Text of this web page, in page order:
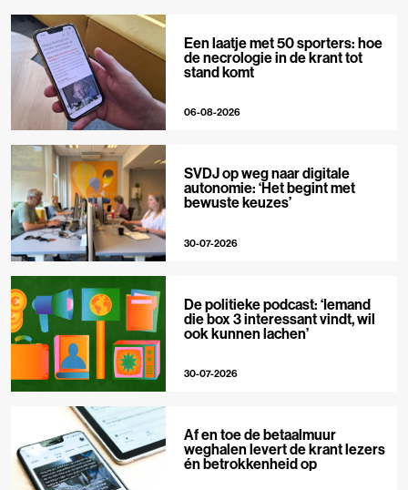
Een laatje met 50 sporters: hoe
de necrologie in de krant tot
stand komt
06-08-2026
SVDJ op weg naar digitale
autonomie: ‘Het begint met
bewuste keuzes’
30-07-2026
De politieke podcast: ‘Iemand
die box 3 interessant vindt, wil
ook kunnen lachen’
30-07-2026
Af en toe de betaalmuur
weghalen levert de krant lezers
én betrokkenheid op